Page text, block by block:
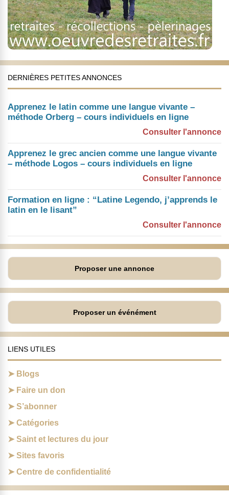
DERNIÈRES PETITES ANNONCES
Apprenez le latin comme une langue vivante –
méthode Orberg – cours individuels en ligne
Consulter l'annonce
Apprenez le grec ancien comme une langue vivante
– méthode Logos – cours individuels en ligne
Consulter l'annonce
Formation en ligne : “Latine Legendo, j’apprends le
latin en le lisant”
Consulter l'annonce
Proposer une annonce
Proposer un événément
LIENS UTILES
Blogs
Faire un don
S’abonner
Catégories
Saint et lectures du jour
Sites favoris
Centre de confidentialité